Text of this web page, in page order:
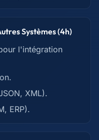
Systèmes (4h)
l'intégration
XML).
ERP).